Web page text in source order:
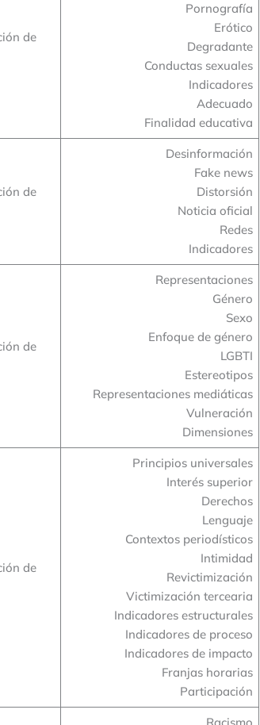
de
Pornografía
Erótico
Degradante
Conductas sexuales
Indicadores
Adecuado
Finalidad educativa
de
Desinformación
Fake news
Distorsión
Noticia oficial
Redes
Indicadores
de
Representaciones
Género
Sexo
Enfoque de género
LGBTI
Estereotipos
Representaciones mediáticas
Vulneración
Dimensiones
de
Principios universales
Interés superior
Derechos
Lenguaje
Contextos periodísticos
Intimidad
Revictimización
Victimización tercearia
Indicadores estructurales
Indicadores de proceso
Indicadores de impacto
Franjas horarias
Participación